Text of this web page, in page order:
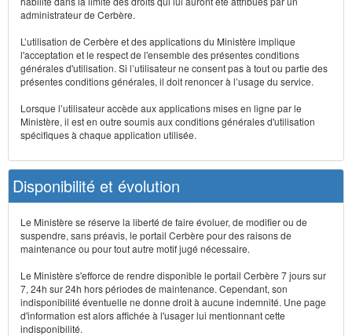
administrateur de Cerbère.
L’utilisation de Cerbère et des applications du Ministère implique
l'acceptation et le respect de l'ensemble des présentes conditions
générales d'utilisation. Si l’utilisateur ne consent pas à tout ou partie des
présentes conditions générales, il doit renoncer à l’usage du service.
Lorsque l’utilisateur accède aux applications mises en ligne par le
Ministère, il est en outre soumis aux conditions générales d'utilisation
spécifiques à chaque application utilisée.
Disponibilité et évolution
Le Ministère se réserve la liberté de faire évoluer, de modifier ou de
suspendre, sans préavis, le portail Cerbère pour des raisons de
maintenance ou pour tout autre motif jugé nécessaire.
Le Ministère s'efforce de rendre disponible le portail Cerbère 7 jours sur
7, 24h sur 24h hors périodes de maintenance. Cependant, son
indisponibilité éventuelle ne donne droit à aucune indemnité. Une page
d'information est alors affichée à l'usager lui mentionnant cette
indisponibilité.